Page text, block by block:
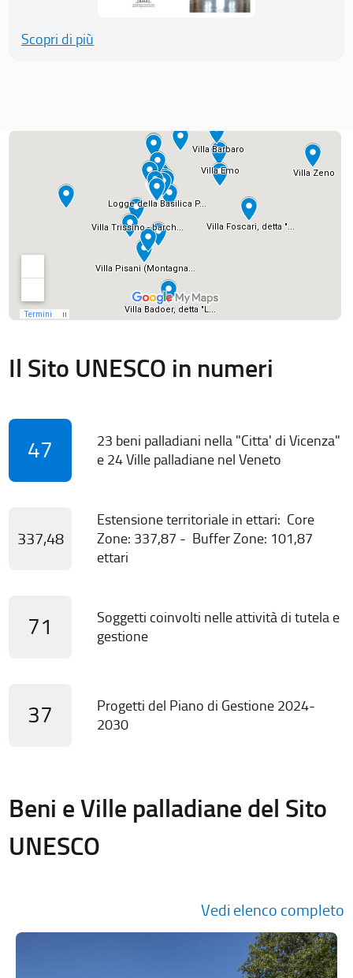
Scopri di più
Il Sito UNESCO in numeri
47
23 beni palladiani nella "Citta' di Vicenza"
e 24 Ville palladiane nel Veneto
337,48
Estensione territoriale in ettari: Core
Zone: 337,87 - Buffer Zone: 101,87
ettari
71
Soggetti coinvolti nelle attività di tutela e
gestione
37
Progetti del Piano di Gestione 2024-
2030
Beni e Ville palladiane del Sito
UNESCO
Vedi elenco completo